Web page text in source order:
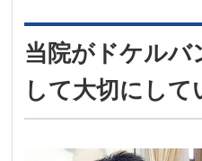
当院がドケルバ
して大切にして